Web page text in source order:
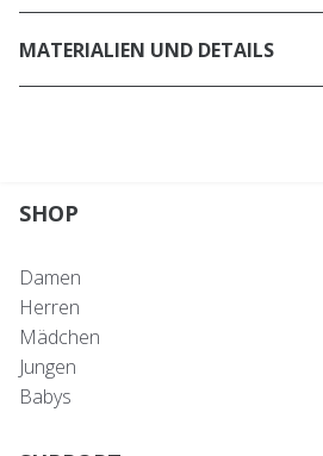
MATERIALIEN UND DETAILS
SHOP
Damen
Herren
Mädchen
Jungen
Babys